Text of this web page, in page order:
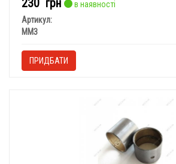
230 грн
в наявності
Артикул:
ММЗ
ПРИДБАТИ